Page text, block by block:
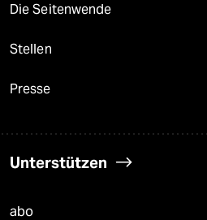
Die Seitenwende
Stellen
Presse
Unterstützen
abo